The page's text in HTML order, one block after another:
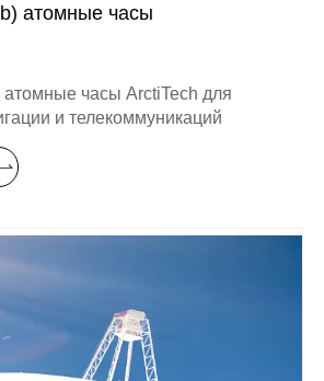
атомные часы
часы ArctiTech для
и телекоммуникаций
⇀